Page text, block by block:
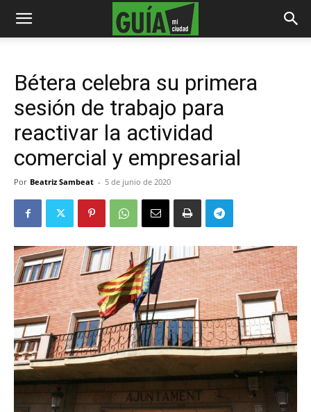
Bétera celebra su primera
sesión de trabajo para
reactivar la actividad
comercial y empresarial
Por Beatriz Sambeat - 5 de junio de 2020